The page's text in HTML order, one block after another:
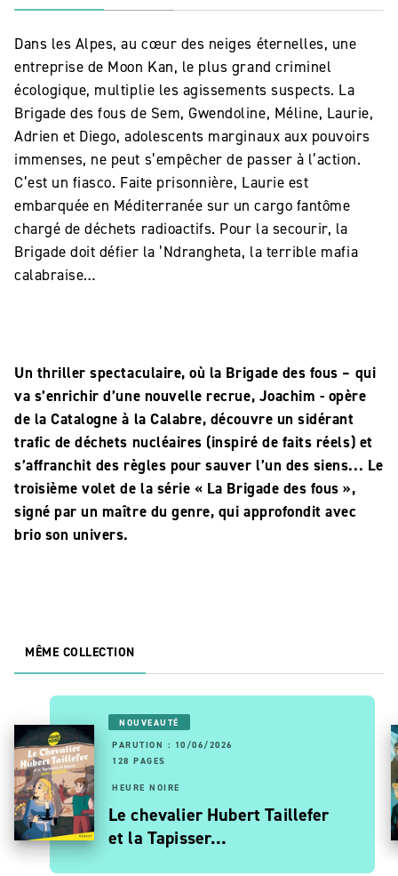
Dans les Alpes, au cœur des neiges éternelles, une
entreprise de Moon Kan, le plus grand criminel
écologique, multiplie les agissements suspects. La
Brigade des fous de Sem, Gwendoline, Méline, Laurie,
Adrien et Diego, adolescents marginaux aux pouvoirs
immenses, ne peut s’empêcher de passer à l’action.
C’est un fiasco. Faite prisonnière, Laurie est
embarquée en Méditerranée sur un cargo fantôme
chargé de déchets radioactifs. Pour la secourir, la
Brigade doit défier la ’Ndrangheta, la terrible mafia
calabraise…
Un thriller spectaculaire, où la Brigade des fous – qui
va s’enrichir d’une nouvelle recrue, Joachim - opère
de la Catalogne à la Calabre, découvre un sidérant
trafic de déchets nucléaires (inspiré de faits réels) et
s’affranchit des règles pour sauver l’un des siens... Le
troisième volet de la série « La Brigade des fous »,
signé par un maître du genre, qui approfondit avec
brio son univers.
MÊME COLLECTION
NOUVEAUTÉ
PARUTION : 10/06/2026
128 PAGES
HEURE NOIRE
Le chevalier Hubert Taillefer
et la Tapisser…